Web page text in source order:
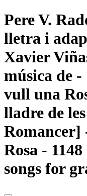
Pere V.
lletra i
Xavier
música de
vull una
lladre de
Romancer]
Rosa -
songs for